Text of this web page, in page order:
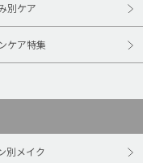
別ケア
ケア特集
別メイク